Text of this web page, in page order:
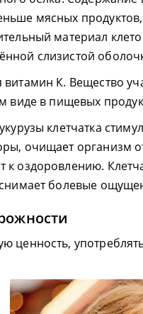
мясных
материал
слизистой
К. Вещество
виде в пищевых
клетчатка
очищает организм
оздоровлению.
болевые
ценность,